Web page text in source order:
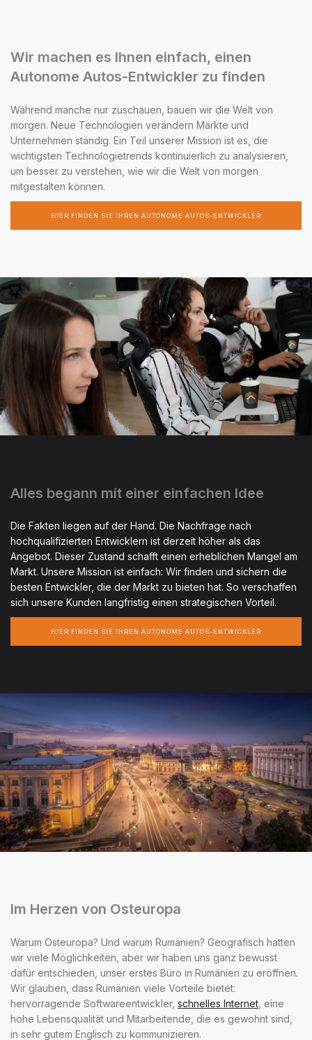
Wir machen es Ihnen einfach, einen
Autonome Autos-Entwickler zu finden
Während manche nur zuschauen, bauen wir die Welt von
morgen. Neue Technologien verändern Märkte und
Unternehmen ständig. Ein Teil unserer Mission ist es, die
wichtigsten Technologietrends kontinuierlich zu analysieren,
um besser zu verstehen, wie wir die Welt von morgen
mitgestalten können.
HIER FINDEN SIE IHREN AUTONOME AUTOS-ENTWICKLER
Alles begann mit einer einfachen Idee
Die Fakten liegen auf der Hand. Die Nachfrage nach
hochqualifizierten Entwicklern ist derzeit höher als das
Angebot. Dieser Zustand schafft einen erheblichen Mangel am
Markt. Unsere Mission ist einfach: Wir finden und sichern die
besten Entwickler, die der Markt zu bieten hat. So verschaffen
sich unsere Kunden langfristig einen strategischen Vorteil.
HIER FINDEN SIE IHREN AUTONOME AUTOS-ENTWICKLER
Im Herzen von Osteuropa
Warum Osteuropa? Und warum Rumänien? Geografisch hatten
wir viele Möglichkeiten, aber wir haben uns ganz bewusst
dafür entschieden, unser erstes Büro in Rumänien zu eröffnen.
Wir glauben, dass Rumänien viele Vorteile bietet:
hervorragende Softwareentwickler, schnelles Internet , eine
hohe Lebensqualität und Mitarbeitende, die es gewohnt sind,
in sehr gutem Englisch zu kommunizieren.